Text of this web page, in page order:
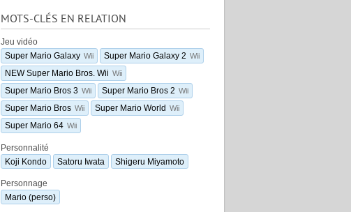
MOTS-CLÉS EN RELATION
Jeu vidéo
Super Mario Galaxy Wii Super Mario Galaxy 2 Wii
NEW Super Mario Bros. Wii Wii
Super Mario Bros 3 Wii Super Mario Bros 2 Wii
Super Mario Bros Wii Super Mario World Wii
Super Mario 64 Wii
Personnalité
Koji Kondo
Satoru Iwata Shigeru Miyamoto
Personnage
Mario (perso)